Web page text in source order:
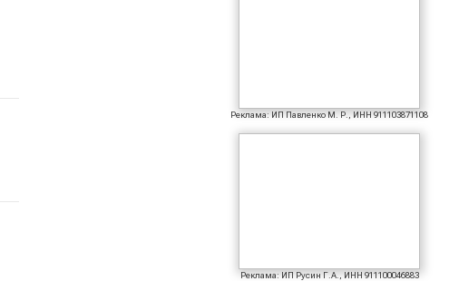
Реклама: ИП Павленко М. Р., ИНН 911103871108
Реклама: ИП Русин Г.А., ИНН 911100046883